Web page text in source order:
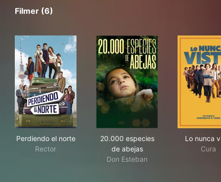
Filmer (6)
Perdiendo el norte
Rector
20.000 especies
de abejas
Don Esteban
Lo nunca
Cura